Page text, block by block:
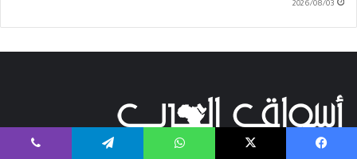
2026/08/03